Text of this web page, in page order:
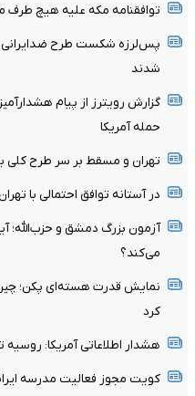
توافقنامه مکه علیه هیچ
پس‌لرزه شکست طرح ضدایرانی
شدند
گزارش رویترز از پیام
حمله آمریکا
تهران و مسقط بر سر طرح کلی
در آستانه توافق احتمالی با
آزمون بزرگ دمشق و حزب‌الله؛
می‌کند؟
نمایش قدرت هسته‌ای پکن؛ چین
کرد
هشدار اطلاعاتی آمریکا:
کویت مجوز فعالیت مدرسه